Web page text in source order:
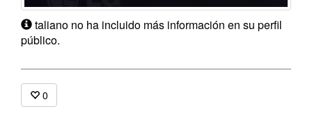
taliano no ha incluido más información en su perfil
público.
0